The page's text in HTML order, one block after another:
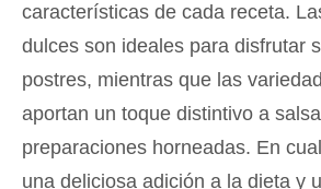
características de cada receta.
dulces son ideales para disfrutar
postres, mientras que las
aportan un toque distintivo a
preparaciones horneadas. En
una deliciosa adición a la dieta y